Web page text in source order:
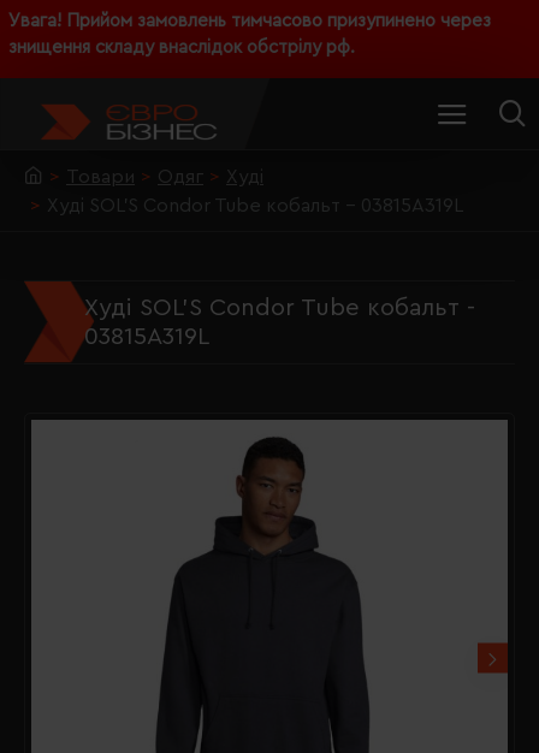
Увага! Прийом замовлень тимчасово призупинено через
знищення складу внаслідок обстрілу рф.
Товари Одяг
Худі
Худі SOL'S Condor Tube кобальт - 03815A319L
Худі SOL'S Condor Tube кобальт -
03815A319L